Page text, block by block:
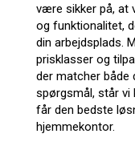
være sikker på, at
og funktionalitet,
din arbejdsplads.
prisklasser og
der matcher både
spørgsmål, står vi
får den bedste
hjemmekontor.